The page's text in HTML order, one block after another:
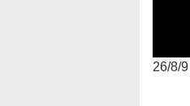
26/8/